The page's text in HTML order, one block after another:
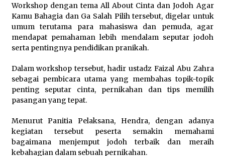
Kesehatan
Agustus 4, 2026
Kejari HST Musnahkan Barang Bukti 27 Perkara
Inkracht van Gewisjde
Pelajar di HST Musnahkan Barang Bukti
Kejaksaan, Ada Apa?
Agustus 4, 2026
Workshop dengan tema All About Cinta dan Jodoh Agar
Kamu Bahagia dan Ga Salah Pilih tersebut, digelar untuk
umum terutama para mahasiswa dan pemuda, agar
mendapat pemahaman lebih mendalam seputar jodoh
serta pentingnya pendidikan pranikah.
Dalam workshop tersebut, hadir ustadz Faizal Abu Zahra
sebagai pembicara utama yang membahas topik-topik
penting seputar cinta, pernikahan dan tips memilih
pasangan yang tepat.
Menurut Panitia Pelaksana, Hendra, dengan adanya
kegiatan tersebut peserta semakin memahami
bagaimana menjemput jodoh terbaik dan meraih
kebahagian dalam sebuah pernikahan.